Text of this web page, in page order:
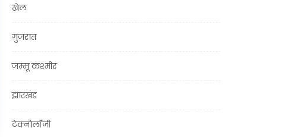
खेल
गुजरात
जम्मू कश्मीर
झारखंड
टेक्नोलॉजी